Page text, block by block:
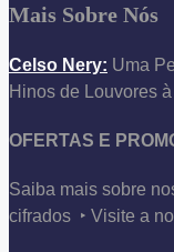
Mais Sobre Nós
Celso Nery: Uma
Hinos de Louvores
OFERTAS E
Saiba mais sobre
cifrados ‣ Visite a